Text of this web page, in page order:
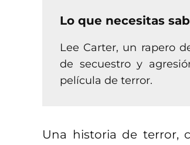
Lo que necesitas
Lee Carter, un rapero
de secuestro y
película de terror.
Una historia de terror,